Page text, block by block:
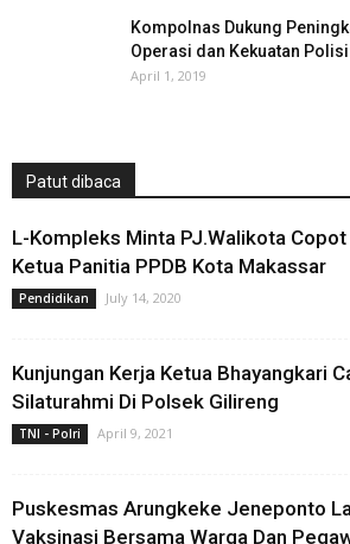
Kompolnas Dukung
Operasi dan Kekuatan
April 1, 2019
Patut dibaca
L-Kompleks Minta PJ.Walikota
Ketua Panitia PPDB Kota Makassar
Pendidikan July 14, 2020
Kunjungan Kerja Ketua Bhayangkari
Silaturahmi Di Polsek Gilireng
TNI - Polri April 9, 2021
Puskesmas Arungkeke Jeneponto
Vaksinasi Bersama Warga Dan